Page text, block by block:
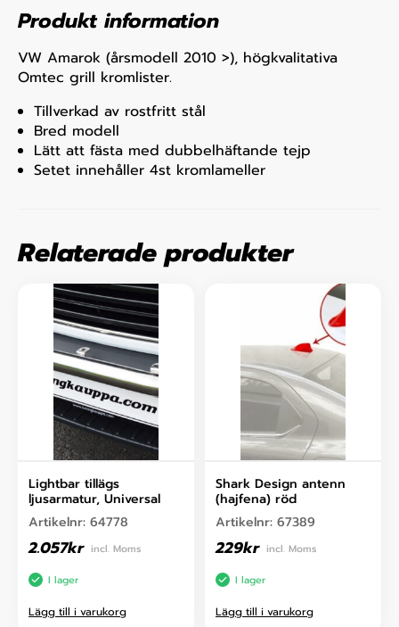
Produkt information
VW Amarok (årsmodell 2010 >), högkvalitativa
Omtec grill kromlister.
Tillverkad av rostfritt stål
Bred modell
Lätt att fästa med dubbelhäftande tejp
Setet innehåller 4st kromlameller
Relaterade produkter
Lightbar tillägs
ljusarmatur, Universal
Artikelnr: 64778
2.057kr incl. Moms
I lager
Lägg till i varukorg
Shark Design antenn
(hajfena) röd
Artikelnr: 67389
229kr incl. Moms
I lager
Lägg till i varukorg